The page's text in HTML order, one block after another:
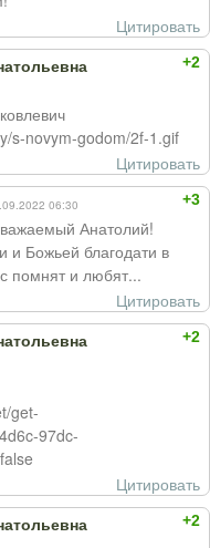
Цитировать
+2
s-novym-godom/2f-1.gif
Цитировать
+3
06:30
Анатолий!
и Божьей благодати в
помнят и любят...
Цитировать
+2
get-
97dc-
Цитировать
+2